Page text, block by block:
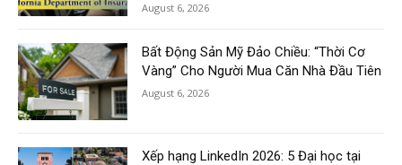
August 6, 2026
Bất Động Sản Mỹ Đảo Chiều: “Thời Cơ
Vàng” Cho Người Mua Căn Nhà Đầu Tiên
August 6, 2026
Xếp hạng LinkedIn 2026: 5 Đại học tại